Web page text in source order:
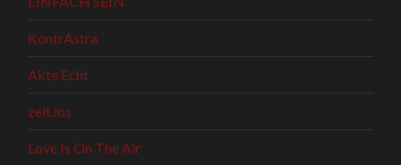
KontrAstra
Akte Echt
zeit.los
Love Is On The Air